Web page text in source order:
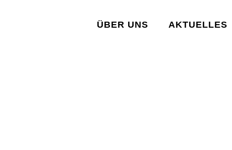
ÜBER UNS AKTUELLES